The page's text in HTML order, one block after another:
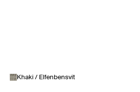
Khaki / Elfenbensvit